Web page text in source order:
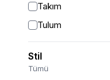
Takım
Tulum
Pantolon
Etek
Stil
Tümü